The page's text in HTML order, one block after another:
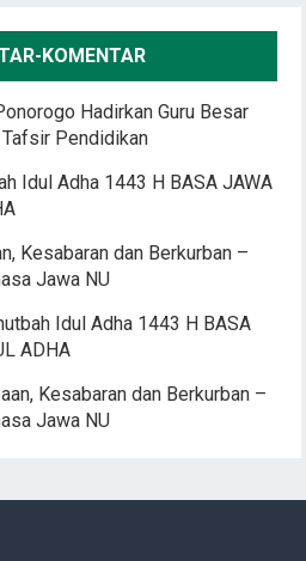
KOMENTAR
Hadirkan Guru Besar
Pendidikan
Idul Adha 1443 H BASA JAWA
Kesabaran dan Berkurban –
Jawa NU
Idul Adha 1443 H BASA
ADHA
Kesabaran dan Berkurban –
Jawa NU